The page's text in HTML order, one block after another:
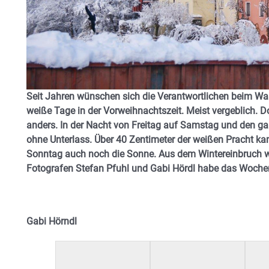
Seit Jahren wünschen sich die Verantwortlichen beim
weiße Tage in der Vorweihnachtszeit. Meist vergeblich.
anders. In der Nacht von Freitag auf Samstag und den
ohne Unterlass. Über 40 Zentimeter der weißen Pracht
Sonntag auch noch die Sonne. Aus dem Wintereinbruch
Fotografen Stefan Pfuhl und Gabi Hördl habe das
Gabi Hörndl